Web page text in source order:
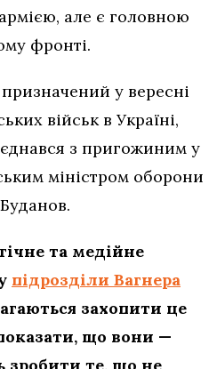
але є головною
фронті.
у вересні
військ в Україні,
з пригожиним у
міністром оборони
та медійне
підрозділи Вагнера
захопити це
що вони —